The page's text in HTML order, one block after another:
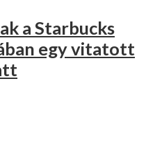
a Starbucks
egy vitatott